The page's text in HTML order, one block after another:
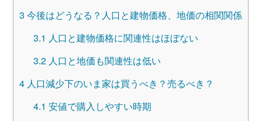
3 今後はどうなる？人口と建物価格、地価の相関関係
3.1 人口と建物価格に関連性はほぼない
3.2人口と地価も関連性は低い
4人口減少下のいま家は買うべき？売るべき？
4.1 安値で購入しやすい時期